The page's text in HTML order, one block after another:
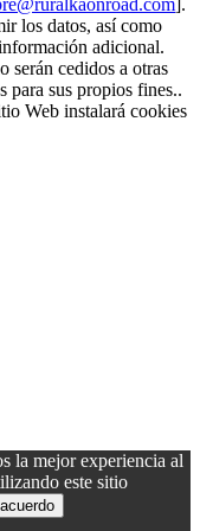
los datos, así como
adicional.
serán cedidos a otras
para sus propios fines..
Web instalará cookies
la mejor experiencia al
este sitio